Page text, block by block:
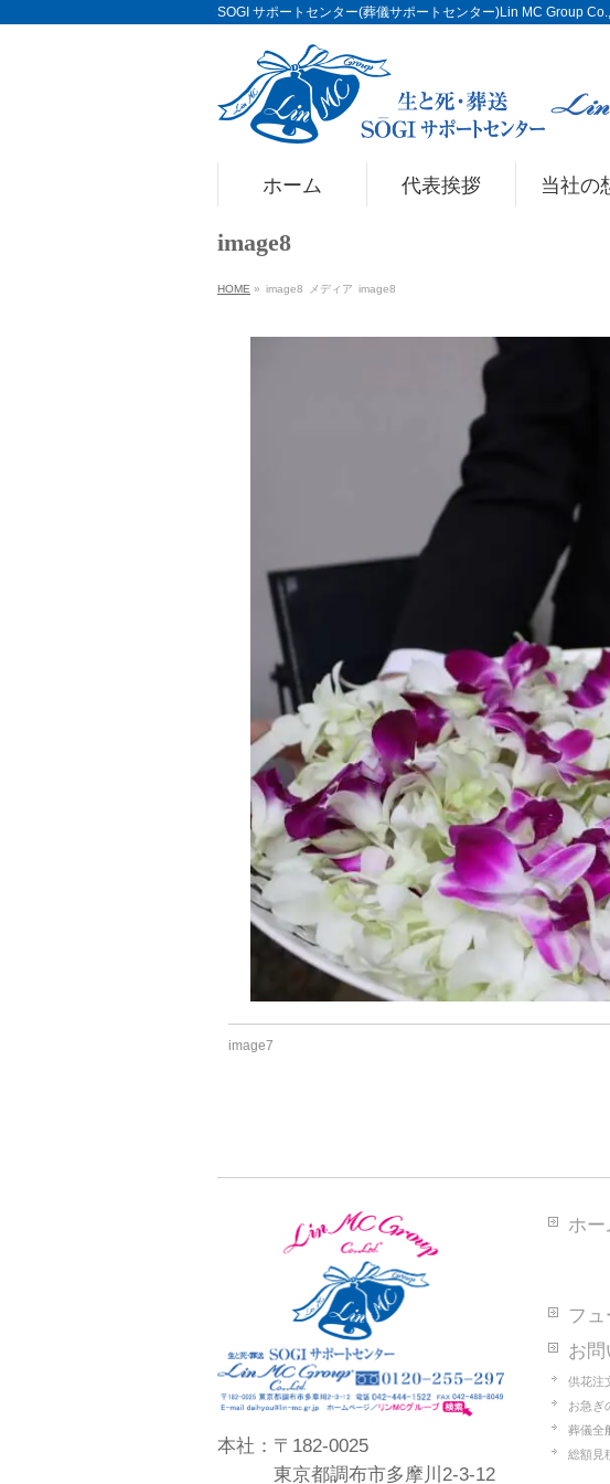
SOGI サポートセンター(葬儀サポートセンター)Lin MC Group
ホーム 代表挨拶 当社の
image8
HOME » image8 メディア image8
image7
本社：〒182-0025
東京都調布市多摩川2-3-12
ホー
フ
お
供花注
お急ぎ
葬儀全
総額見